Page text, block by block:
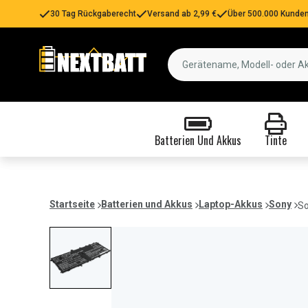
30 Tag Rückgaberecht Versand ab 2,99 € Über 500.000
Batterien Und Akkus Tinte
Startseite Batterien und Akkus Laptop-Akkus Sony